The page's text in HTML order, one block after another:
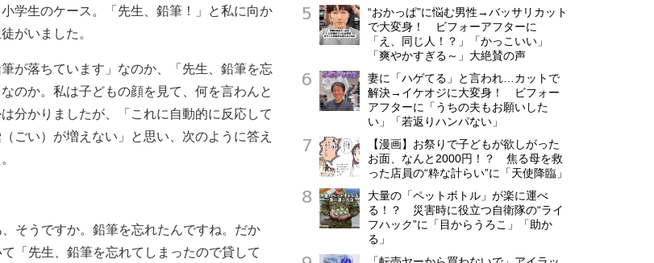
学生のケース。「先生、鉛筆！」と私に向か
がいました。
筆が落ちています」なのか、「先生、鉛筆を忘
のか。私は子どもの顔を見て、何を言わんと
分かりましたが、「これに自動的に反応して
ごい）が増えない」と思い、次のように答え
そうですか。鉛筆を忘れたんですね。だか
「先生、鉛筆を忘れてしまったので貸して
“おかっぱ”に悩む男性→バッサリカット
で大変身！ ビフォーアフターに
「え、同じ人！？」「かっこいい」
「爽やかすぎる～」大絶賛の声
妻に「ハゲてる」と言われ…カットで
解決→イケオジに大変身！ ビフォー
アフターに「うちの夫もお願いした
い」「若返りハンパない」
【漫画】お祭りで子どもが欲しがった
お面、なんと2000円！？ 焦る母を救
った店員の“粋な計らい”に「天使降臨」
大量の「ペットボトル」が楽に運べ
る！？ 災害時に役立つ自衛隊の“ライ
フハック”に「目からうろこ」「助か
る」